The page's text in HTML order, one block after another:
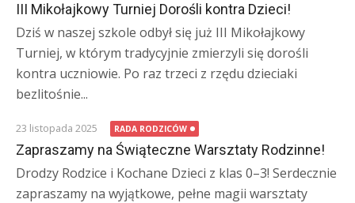
III Mikołajkowy Turniej Dorośli kontra Dzieci!
Dziś w naszej szkole odbył się już III Mikołajkowy
Turniej, w którym tradycyjnie zmierzyli się dorośli
kontra uczniowie. Po raz trzeci z rzędu dzieciaki
bezlitośnie...
23 listopada 2025 RADA RODZICÓW
Zapraszamy na Świąteczne Warsztaty Rodzinne!
Drodzy Rodzice i Kochane Dzieci z klas 0–3! Serdecznie
zapraszamy na wyjątkowe, pełne magii warsztaty